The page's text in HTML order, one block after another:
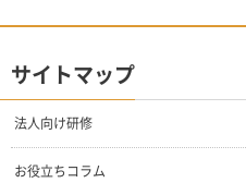
サイトマップ
法人向け研修
お役立ちコラム